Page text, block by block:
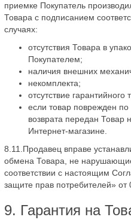
приемке Покупатель
Товара с подписанием
случаях:
отсутствия Товара в
Покупателем;
наличия внешних
некомплекта;
отсутствие гарантийного
если товар поврежден по
возврата передан Товар
Интернет-магазине.
8.11.Продавец вправе
обмена Товара, не
соответствии с настоящим
защите прав потребителей» от
9. Гарантия на